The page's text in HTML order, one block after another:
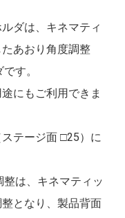
ダは、キネマティ
あおり角度調整
す。
にもご利用できま
テージ面 □25）に
整は、キネマティッ
となり、製品背面